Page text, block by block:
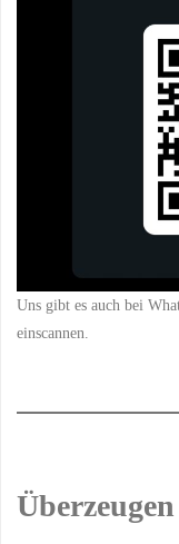
Uns gibt es auch bei
einscannen.
Überzeugen